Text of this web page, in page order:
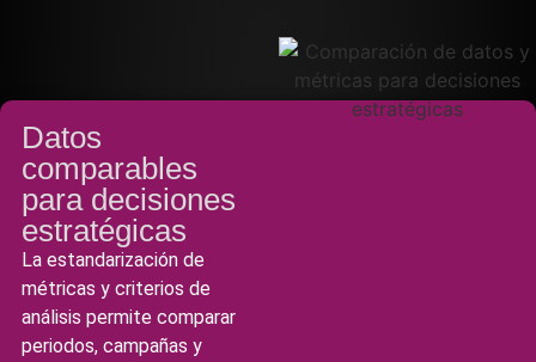
Datos
comparables
para decisiones
estratégicas
La estandarización de
métricas y criterios de
análisis permite comparar
periodos, campañas y